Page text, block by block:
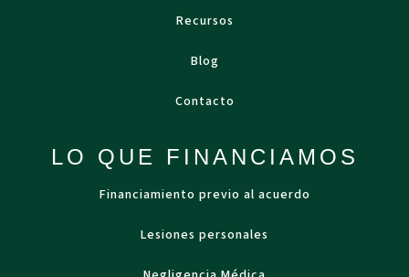
Recursos
Blog
Contacto
LO QUE FINANCIAMOS
Financiamiento previo al acuerdo
Lesiones personales